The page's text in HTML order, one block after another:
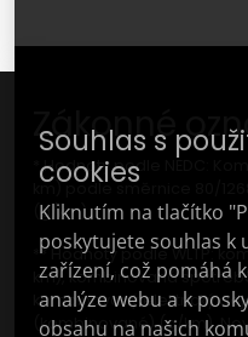
Zákonné
* Hodnoty podle NEDC:
km) podle směrnice 80/
(g/km).
** Hodnoty podle WLTP:
km), kombinovaná
kombinovaný elektrický
(kombinované) (g/km).
Souhlas s
cookies
Kliknutím na tlačítko
poskytujete souhlas k
zařízení, což pomáhá
analýze webu a k
obsahu na našich